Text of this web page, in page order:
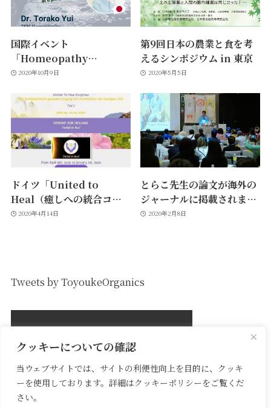
クッキーについての確認
当ウェブサイトでは、サイトの利便性向上を目的に、クッキ
ーを使用しております。詳細はクッキーポリシーをご覧くだ
さい。
国際イベント
「Homeopathy
Summit – Eye on the
ミット － 未来を見据え
る）」に招聘を受けまし
た！
2020年10月9日
第9回日本の農業と食を考
えるシンポジウム in 東京
2020年5月5日
ドイツ「United to
Heal（癒しへの統合コン
グレス）」インタビュー
2020年4月14日
とらこ先生の論文が海外の
ジャーナルに掲載されまし
た！
2020年2月8日
Tweets by ToyoukeOrganics